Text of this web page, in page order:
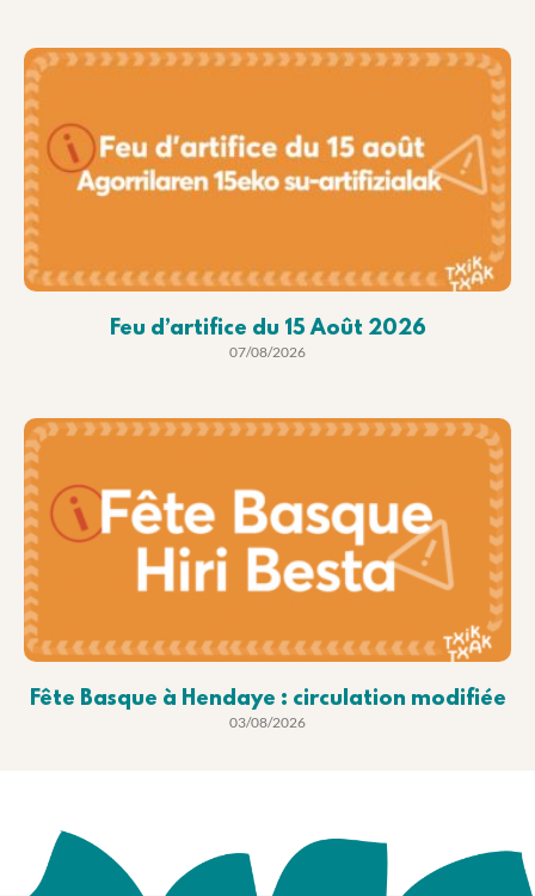
Feu d’artifice du 15 Août 2026
07/08/2026
Fête Basque à Hendaye : circulation modifiée
03/08/2026